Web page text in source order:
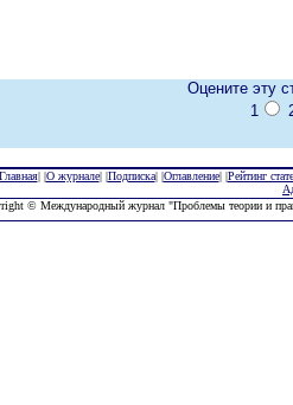
Оцените эту
1
| |О журнале| |Подписка| |Оглавление| |Рейтинг
© Международный журнал "Проблемы теории и